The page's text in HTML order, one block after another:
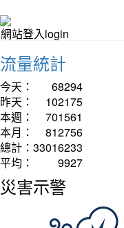
網站登入login
流量統計
今天：
68294
昨天：
102175
本週：
701561
本月：
812756
總計： 33016233
平均：
9927
災害示警